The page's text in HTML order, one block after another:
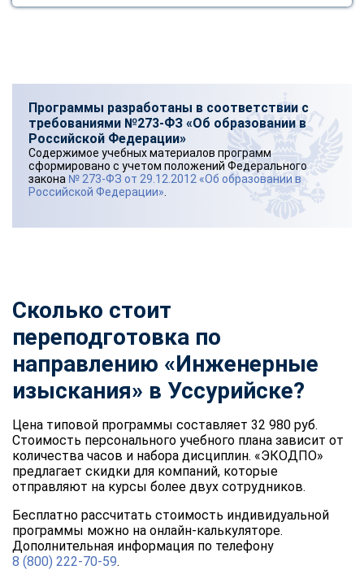
Программы разработаны в соответствии с
требованиями №273-ФЗ «Об образовании в
Российской Федерации»
Содержимое учебных материалов программ
сформировано с учетом положений Федерального
закона № 273-ФЗ от 29.12.2012 «Об образовании в
Российской Федерации»
Сколько стоит
переподготовка по
направлению «Инженерные
изыскания» в Уссурийске?
Цена типовой программы составляет 32 980 руб.
Стоимость персонального учебного плана зависит от
количества часов и набора дисциплин. «ЭКОДПО»
предлагает скидки для компаний, которые
отправляют на курсы более двух сотрудников.
Бесплатно рассчитать стоимость индивидуальной
программы можно на онлайн-калькуляторе.
Дополнительная информация по телефону
8 (800) 222-70-59.